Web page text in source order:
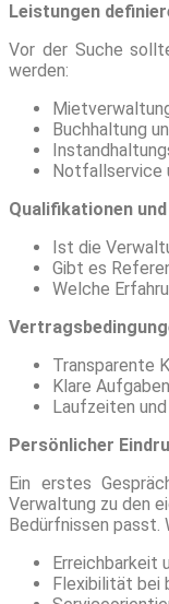
Leistungen
Vor der Suche
werden:
Buchhaltung
Notfallservice
Qualifikationen
Ist die
Gibt es
Welche
Transparente
Klare
Laufzeiten
Persönlicher
Ein erstes
Verwaltung zu den
Bedürfnissen passt.
Erreichbarkeit
Flexibilität bei